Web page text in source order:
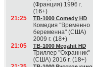
(Франция) 1996 г.
(16+)
21:25
ТВ-1000 Comedy HD
Комедия "Временно
беременна" (США)
2009 г. (18+)
21:05
ТВ-1000 Megahit HD
Триллер "Охранник"
(США) 2016 г. (18+)